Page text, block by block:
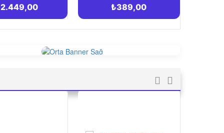
₺389,00 ₺10.614,00